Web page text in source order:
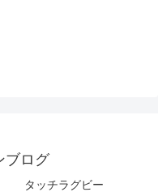
ブログ
タッチラグビー